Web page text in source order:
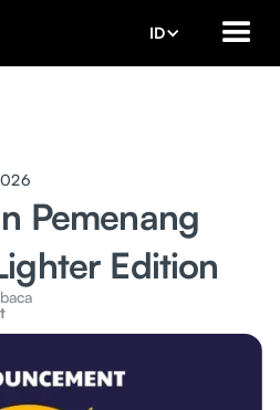
ID
Pemenang
Edition